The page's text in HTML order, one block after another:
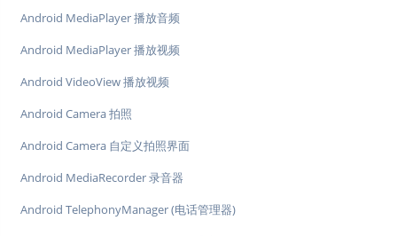
Android MediaPlayer 播放音频
Android MediaPlayer 播放视频
Android VideoView 播放视频
Android Camera 拍照
Android Camera 自定义拍照界面
Android MediaRecorder 录音器
Android TelephonyManager (电话管理器)